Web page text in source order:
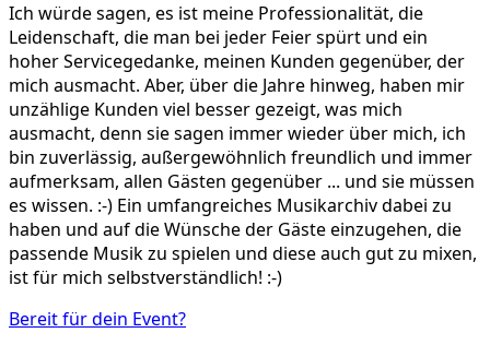
Ich würde sagen, es ist meine Professionalität, die
Leidenschaft, die man bei jeder Feier spürt und ein
hoher Servicegedanke, meinen Kunden gegenüber, der
mich ausmacht. Aber, über die Jahre hinweg, haben mir
unzählige Kunden viel besser gezeigt, was mich
ausmacht, denn sie sagen immer wieder über mich, ich
bin zuverlässig, außergewöhnlich freundlich und immer
aufmerksam, allen Gästen gegenüber ... und sie müssen
es wissen. :-) Ein umfangreiches Musikarchiv dabei zu
haben und auf die Wünsche der Gäste einzugehen, die
passende Musik zu spielen und diese auch gut zu mixen,
ist für mich selbstverständlich! :-)
Bereit für dein Event?